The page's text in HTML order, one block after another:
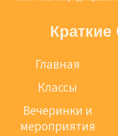
Главная
Классы
Вечеринки и
мероприятия